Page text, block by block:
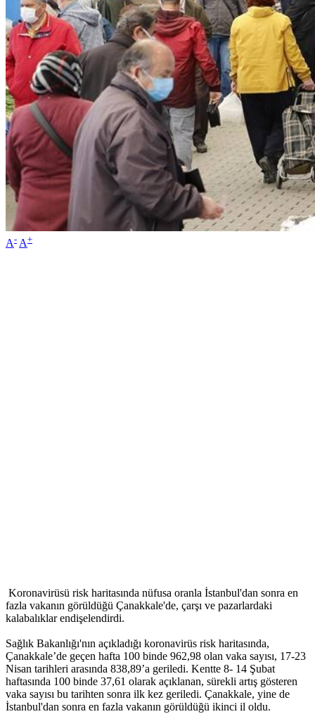
A- A+
Koronavirüsü risk haritasında nüfusa oranla İstanbul'dan sonra en
fazla vakanın görüldüğü Çanakkale'de, çarşı ve pazarlardaki
kalabalıklar endişelendirdi.
Sağlık Bakanlığı'nın açıkladığı koronavirüs risk haritasında,
Çanakkale’de geçen hafta 100 binde 962,98 olan vaka sayısı, 17-23
Nisan tarihleri arasında 838,89’a geriledi. Kentte 8- 14 Şubat
haftasında 100 binde 37,61 olarak açıklanan, sürekli artış gösteren
vaka sayısı bu tarihten sonra ilk kez geriledi. Çanakkale, yine de
İstanbul'dan sonra en fazla vakanın görüldüğü ikinci il oldu.